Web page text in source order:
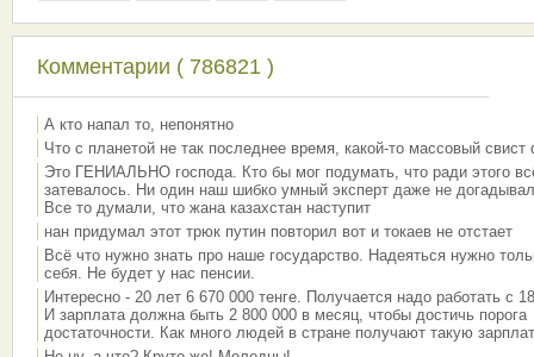
Комментарии ( 786821 )
А кто напал то, непонятно
Что с планетой не так последнее время, какой-то массовый свист
Это ГЕНИАЛЬНО господа. Кто бы мог подумать, что ради этого
затевалось. Ни один наш шибко умный эксперт даже не
Все то думали, что жана казахстан наступит
нан придумал этот трюк путин повторил вот и токаев не отстает
Всё что нужно знать про наше государство. Надеяться нужно
себя. Не будет у нас пенсии.
Интересно - 20 лет 6 670 000 тенге. Получается надо работать с
И зарплата должна быть 2 800 000 в месяц, чтобы достичь порога
достаточности. Как много людей в стране получают такую